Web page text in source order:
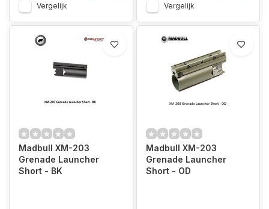
Vergelijk Vergelijk
Madbull XM-203
Grenade Launcher
Short - BK
Madbull XM-203
Grenade Launcher
Short - OD